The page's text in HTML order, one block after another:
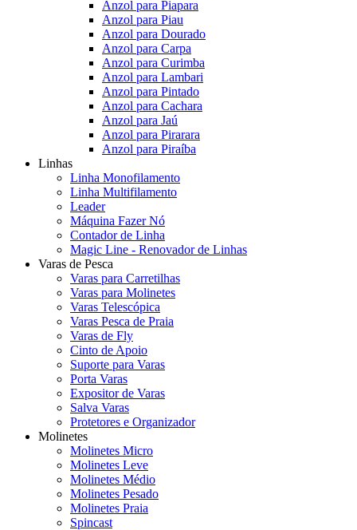
Anzol para Piapara
Anzol para Piau
Anzol para Dourado
Anzol para Carpa
Anzol para Curimba
Anzol para Lambari
Anzol para Pintado
Anzol para Cachara
Anzol para Jaú
Anzol para Pirarara
Anzol para Piraíba
Linhas
Linha Monofilamento
Linha Multifilamento
Leader
Máquina Fazer Nó
Contador de Linha
Magic Line - Renovador de Linhas
Varas de Pesca
Varas para Carretilhas
Varas para Molinetes
Varas Telescópica
Varas Pesca de Praia
Varas de Fly
Cinto de Apoio
Suporte para Varas
Porta Varas
Expositor de Varas
Salva Varas
Protetores e Organizador
Molinetes
Molinetes Micro
Molinetes Leve
Molinetes Médio
Molinetes Pesado
Molinetes Praia
Spincast